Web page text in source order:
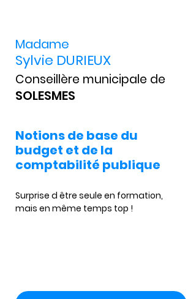
Sylvie DURIEUX
Madame
Conseillère municipale de
SOLESMES
Notions de base du
budget et de la
comptabilité publique
Surprise d être seule en formation,
mais en même temps top !